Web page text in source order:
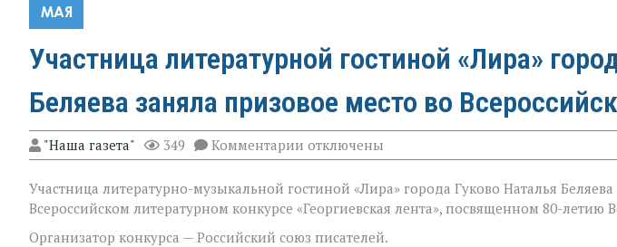
МАЯ
Участница литературной гостиной «Лира»
Беляева заняла призовое место во
"Наша газета" 349 Комментарии к
записи
литературной
гостиной
«Лира»
города
отключены
Участница литературно-музыкальной гостиной «Лира» города Гуково Наталья Беляева
Всероссийском литературном конкурсе «Георгиевская лента», посвященном 80-летию
Организатор конкурса — Российский союз писателей.